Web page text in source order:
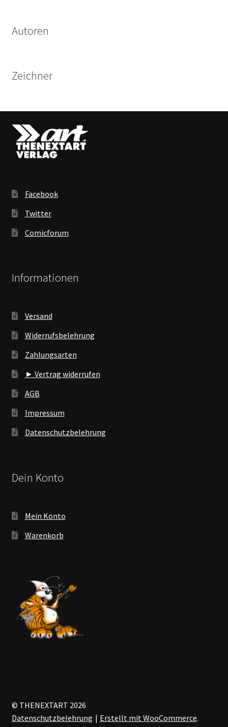
Autoren
Zeichner
Facebook
Twitter
Comicforum
Informationen
Versand
Widerrufsbelehrung
Zahlungsarten
► Vertrag widerrufen
AGB
Impressum
Datenschutzbelehrung
Dein Konto
Mein Konto
Warenkorb
© THENEXTART 2026
Datenschutzbelehrung
Erstellt mit WooCommerce.